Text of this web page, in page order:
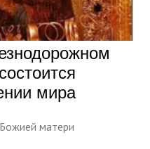
мира
матери